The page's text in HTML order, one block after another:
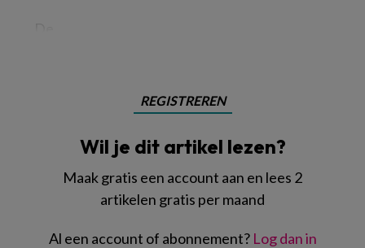
REGISTREREN
Wil je dit artikel lezen?
Maak gratis een account aan en lees 2
artikelen gratis per maand
Al een account of abonnement? Log dan in